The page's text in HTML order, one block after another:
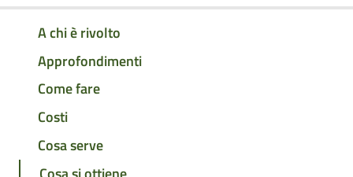
A chi è rivolto
Approfondimenti
Come fare
Costi
Cosa serve